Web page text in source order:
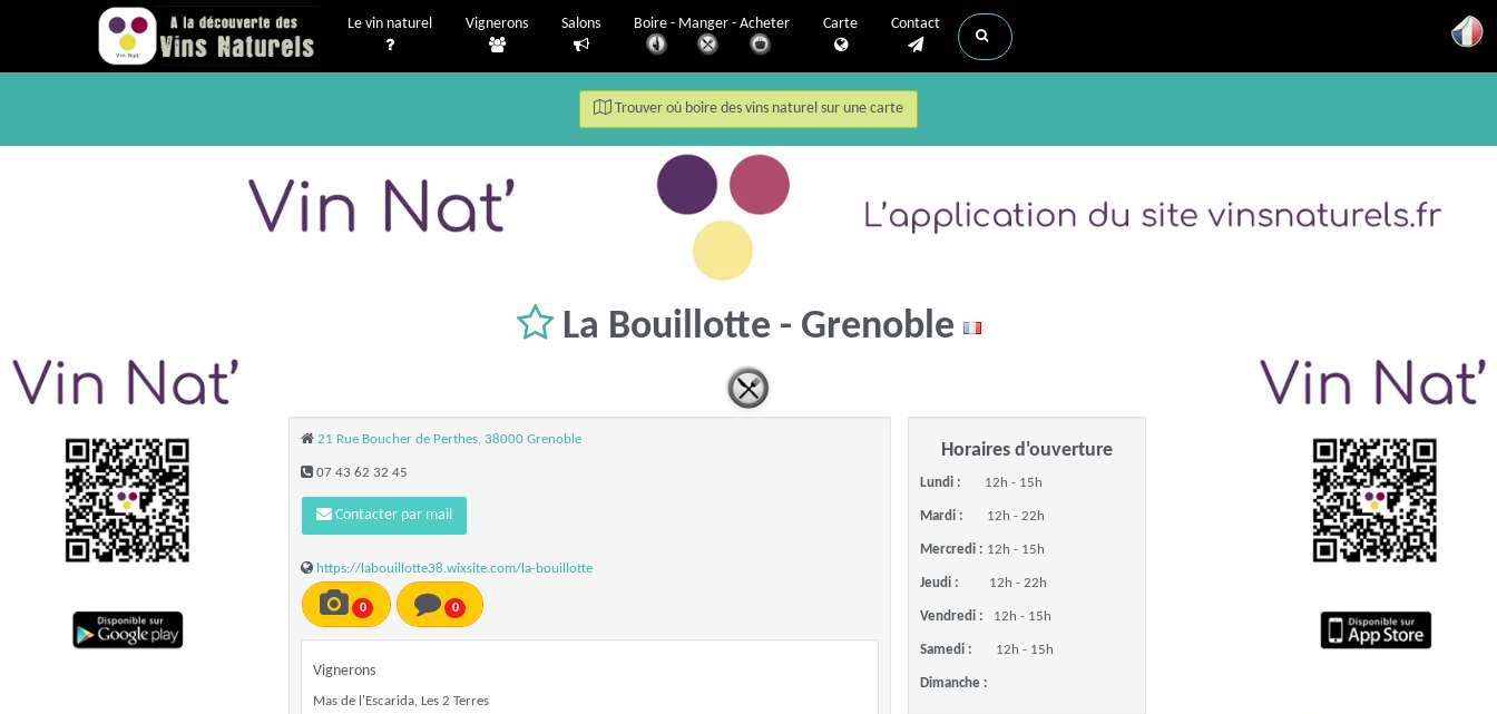
Le vin naturel Vignerons Salons Boire - Manger - Acheter Carte Contact
Trouver où boire des vins naturel sur une carte
La Bouillotte - Grenoble
21 Rue Boucher de Perthes, 38000 Grenoble
07 43 62 32 45
Contacter par mail
https://labouillotte38.wixsite.com/la-bouillotte
0 0
Vignerons
Mas de l'Escarida, Les 2 Terres
Horaires d'ouverture
Lundi : 12h - 15h
Mardi : 12h - 22h
Mercredi : 12h - 15h
Jeudi : 12h - 22h
Vendredi : 12h - 15h
Samedi : 12h - 15h
Dimanche :